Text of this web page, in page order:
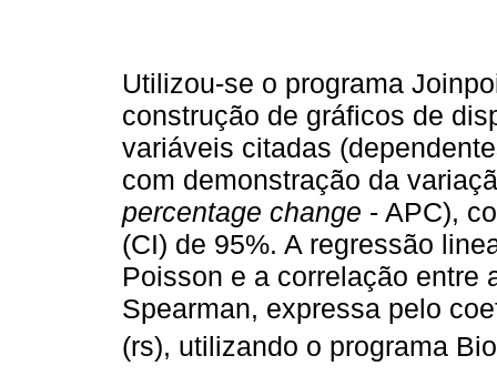
Utilizou-se o programa
construção de gráficos de
variáveis citadas
com demonstração da
percentage change - APC),
(CI) de 95%. A regressão
Poisson e a correlação entre
Spearman, expressa pelo
(rs), utilizando o programa